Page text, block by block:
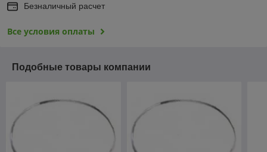
Безналичный расчет
Все условия оплаты
Подобные товары компании